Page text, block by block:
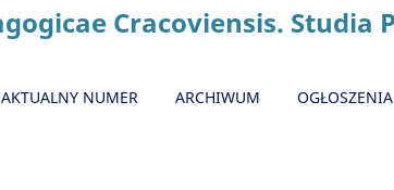
Cracoviensis. Studia
AKTUALNY NUMER ARCHIWUM OGŁOSZENIA